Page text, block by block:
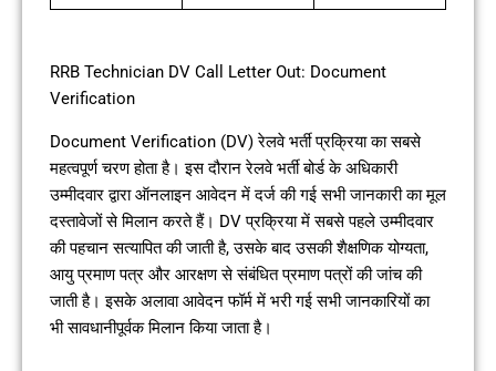
RRB Technician DV Call Letter Out: Document
Verification
Document Verification (DV) रेलवे भर्ती प्रक्रिया का सबसे
महत्वपूर्ण चरण होता है। इस दौरान रेलवे भर्ती बोर्ड के अधिकारी
उम्मीदवार द्वारा ऑनलाइन आवेदन में दर्ज की गई सभी जानकारी का मूल
दस्तावेजों से मिलान करते हैं। DV प्रक्रिया में सबसे पहले उम्मीदवार
की पहचान सत्यापित की जाती है, उसके बाद उसकी शैक्षणिक योग्यता,
आयु प्रमाण पत्र और आरक्षण से संबंधित प्रमाण पत्रों की जांच की
जाती है। इसके अलावा आवेदन फॉर्म में भरी गई सभी जानकारियों का
भी सावधानीपूर्वक मिलान किया जाता है।